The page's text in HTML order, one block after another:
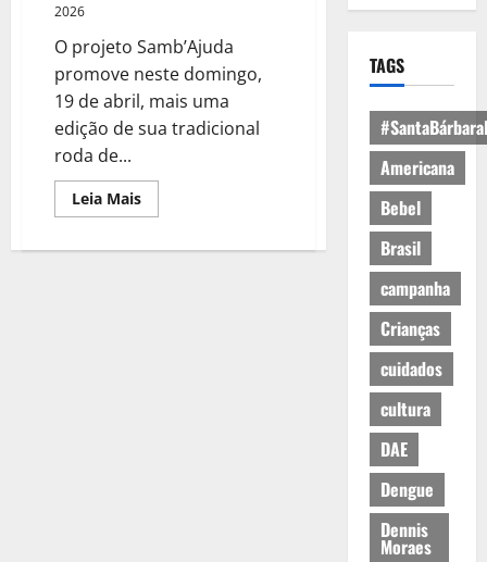
2026
O projeto Samb’Ajuda
promove neste domingo,
19 de abril, mais uma
edição de sua tradicional
roda de...
Leia Mais
TAGS
Americana
Bebel
Brasil
campanha
Crianças
cuidados
cultura
DAE
Dengue
Dennis
Moraes